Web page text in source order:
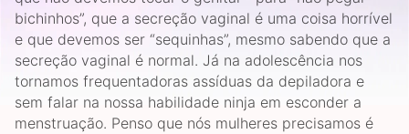
bichinhos”, que a secreção vaginal é uma coisa horrível
e que devemos ser “sequinhas”, mesmo sabendo que a
secreção vaginal é normal. Já na adolescência nos
tornamos frequentadoras assíduas da depiladora e
sem falar na nossa habilidade ninja em esconder a
menstruação. Penso que nós mulheres precisamos é